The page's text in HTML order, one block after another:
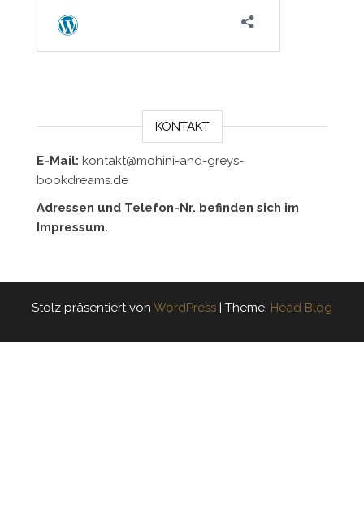
KONTAKT
E-Mail: kontakt@mohini-and-greys-
bookdreams.de
Adressen und Telefon-Nr. befinden sich im
Impressum.
Stolz präsentiert von WordPress | Theme: Head Blog